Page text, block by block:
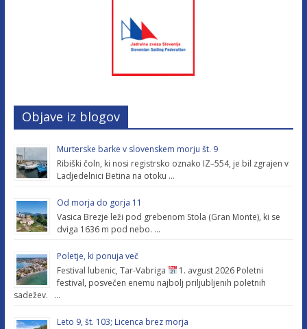
Objave iz blogov
Murterske barke v slovenskem morju št. 9
Ribiški čoln, ki nosi registrsko oznako IZ–554, je bil zgrajen v
Ladjedelnici Betina na otoku …
Od morja do gorja 11
Vasica Brezje leži pod grebenom Stola (Gran Monte), ki se
dviga 1636 m pod nebo. …
Poletje, ki ponuja več
Festival lubenic, Tar-Vabriga
1. avgust 2026 Poletni
festival, posvečen enemu najbolj priljubljenih poletnih
sadežev. …
Leto 9, št. 103; Licenca brez morja